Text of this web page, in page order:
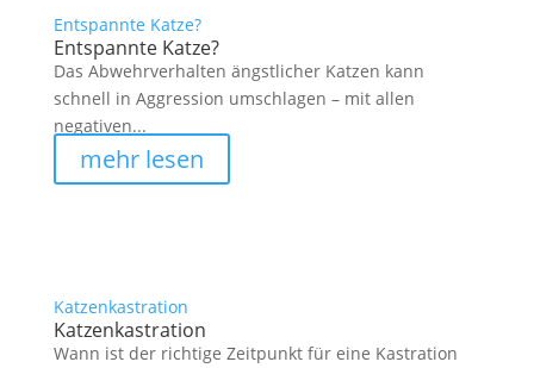
Entspannte Katze?
Entspannte Katze?
Das Abwehrverhalten ängstlicher Katzen kann
schnell in Aggression umschlagen – mit allen
negativen...
mehr lesen
Katzenkastration
Katzenkastration
Wann ist der richtige Zeitpunkt für eine Kastration